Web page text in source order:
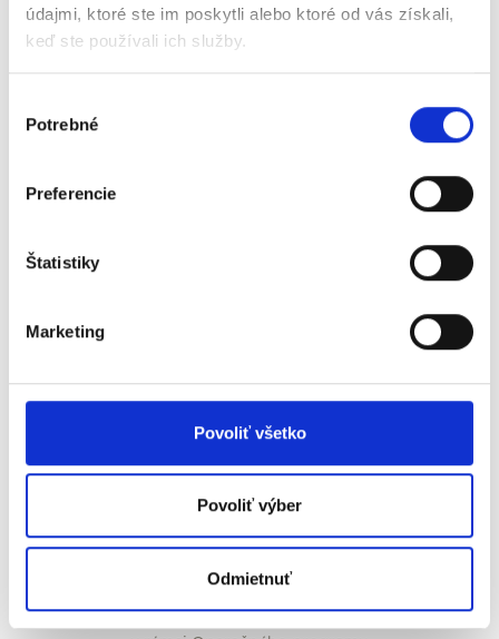
údajmi, ktoré ste im poskytli alebo ktoré od vás získali,
keď ste používali ich služby.
súhlasu
Potrebné
Preferencie
Štatistiky
Marketing
Povoliť všetko
Povoliť výber
Odmietnuť
strednými školami a súkromnými
podnikmi na Slovensku a v Nórsku.
Novinky
rozvoja a informatizácie Slovenskej
republiky vyhlásilo začiatkom decembra